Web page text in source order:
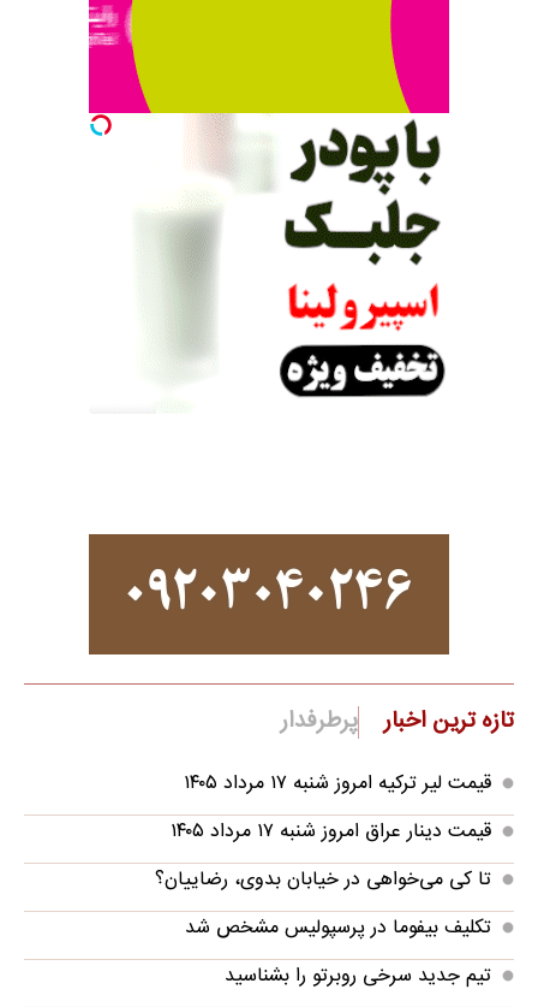
تازه ترین اخبار پرطرفدار
قیمت لیر ترکیه امروز شنبه ۱۷ مرداد ۱۴۰۵
قیمت دینار عراق امروز شنبه ۱۷ مرداد ۱۴۰۵
تا کی می‌خواهی در خیابان بدوی، رضاییان؟
تکلیف بیفوما در پرسپولیس مشخص شد
تیم جدید سرخی روبرتو را بشناسید